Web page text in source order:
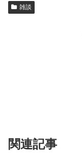
雑談
関連記事